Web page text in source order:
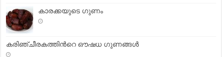
കാരക്കയുടെ ഗുണം
കരിഞ്ചീരകത്തിൻറെ ഔഷധ ഗുണങ്ങള്‍